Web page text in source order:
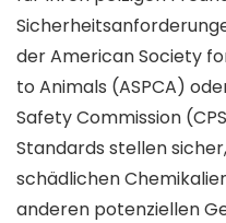
der American Society
to Animals (ASPCA)
Safety Commission
Standards stellen
schädlichen
anderen potenziellen